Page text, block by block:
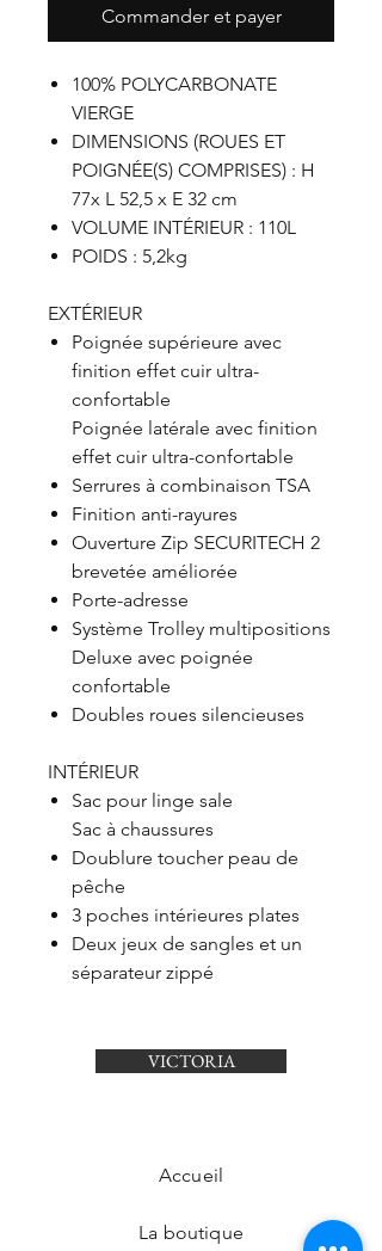
Commander et payer
100% POLYCARBONATE
VIERGE
DIMENSIONS (ROUES ET
POIGNÉE(S) COMPRISES) : H
77x L 52,5 x E 32 cm
VOLUME INTÉRIEUR : 110L
POIDS : 5,2kg
EXTÉRIEUR
Poignée supérieure avec
finition effet cuir ultra-
confortable
Poignée latérale avec finition
effet cuir ultra-confortable
Serrures à combinaison TSA
Finition anti-rayures
Ouverture Zip SECURITECH 2
brevetée améliorée
Porte-adresse
Système Trolley multipositions
Deluxe avec poignée
confortable
Doubles roues silencieuses
INTÉRIEUR
Sac pour linge sale
Sac à chaussures
Doublure toucher peau de
pêche
3 poches intérieures plates
Deux jeux de sangles et un
séparateur zippé
VICTORIA
Accueil
La boutique